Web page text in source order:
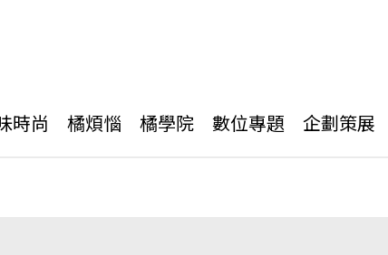
時尚 橘煩惱 橘學院 數位專題 企劃策展